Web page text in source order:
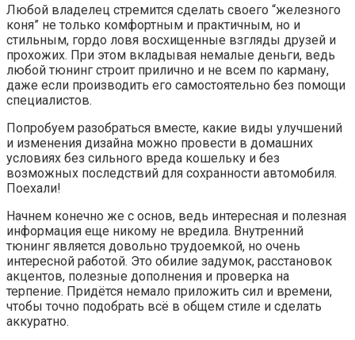
Любой владелец стремится сделать своего “железного
коня” не только комфортным и практичным, но и
стильным, гордо ловя восхищенные взгляды друзей и
прохожих. При этом вкладывая немалые деньги, ведь
любой тюнинг строит прилично и не всем по карману,
даже если производить его самостоятельно без помощи
специалистов.
Попробуем разобраться вместе, какие виды улучшений
и изменения дизайна можно провести в домашних
условиях без сильного вреда кошельку и без
возможных последствий для сохранности автомобиля.
Поехали!
Начнем конечно же с основ, ведь интересная и полезная
информация еще никому не вредила. Внутренний
тюнинг является довольно трудоемкой, но очень
интересной работой. Это обилие задумок, расстановок
акцентов, полезные дополнения и проверка на
терпение. Придётся немало приложить сил и времени,
чтобы точно подобрать всё в общем стиле и сделать
аккуратно.